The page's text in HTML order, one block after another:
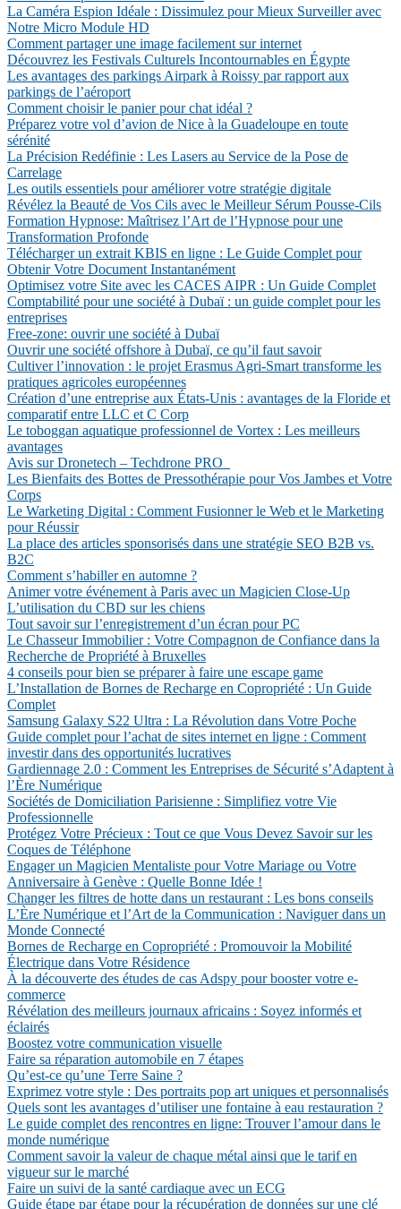
La Caméra Espion Idéale : Dissimulez pour Mieux Surveiller avec
Notre Micro Module HD
Comment partager une image facilement sur internet
Découvrez les Festivals Culturels Incontournables en Égypte
Les avantages des parkings Airpark à Roissy par rapport aux
parkings de l’aéroport
Comment choisir le panier pour chat idéal ?
Préparez votre vol d’avion de Nice à la Guadeloupe en toute
sérénité
La Précision Redéfinie : Les Lasers au Service de la Pose de
Carrelage
Les outils essentiels pour améliorer votre stratégie digitale
Révélez la Beauté de Vos Cils avec le Meilleur Sérum Pousse-Cils
Formation Hypnose: Maîtrisez l’Art de l’Hypnose pour une
Transformation Profonde
Télécharger un extrait KBIS en ligne : Le Guide Complet pour
Obtenir Votre Document Instantanément
Optimisez votre Site avec les CACES AIPR : Un Guide Complet
Comptabilité pour une société à Dubaï : un guide complet pour les
entreprises
Free-zone: ouvrir une société à Dubaï
Ouvrir une société offshore à Dubaï, ce qu’il faut savoir
Cultiver l’innovation : le projet Erasmus Agri-Smart transforme les
pratiques agricoles européennes
Création d’une entreprise aux États-Unis : avantages de la Floride et
comparatif entre LLC et C Corp
Le toboggan aquatique professionnel de Vortex : Les meilleurs
avantages
Avis sur Dronetech – Techdrone PRO
Les Bienfaits des Bottes de Pressothérapie pour Vos Jambes et Votre
Corps
Le Warketing Digital : Comment Fusionner le Web et le Marketing
pour Réussir
La place des articles sponsorisés dans une stratégie SEO B2B vs.
B2C
Comment s’habiller en automne ?
Animer votre événement à Paris avec un Magicien Close-Up
L’utilisation du CBD sur les chiens
Tout savoir sur l’enregistrement d’un écran pour PC
Le Chasseur Immobilier : Votre Compagnon de Confiance dans la
Recherche de Propriété à Bruxelles
4 conseils pour bien se préparer à faire une escape game
L’Installation de Bornes de Recharge en Copropriété : Un Guide
Complet
Samsung Galaxy S22 Ultra : La Révolution dans Votre Poche
Guide complet pour l’achat de sites internet en ligne : Comment
investir dans des opportunités lucratives
Gardiennage 2.0 : Comment les Entreprises de Sécurité s’Adaptent à
l’Ère Numérique
Sociétés de Domiciliation Parisienne : Simplifiez votre Vie
Professionnelle
Protégez Votre Précieux : Tout ce que Vous Devez Savoir sur les
Coques de Téléphone
Engager un Magicien Mentaliste pour Votre Mariage ou Votre
Anniversaire à Genève : Quelle Bonne Idée !
Changer les filtres de hotte dans un restaurant : Les bons conseils
L’Ère Numérique et l’Art de la Communication : Naviguer dans un
Monde Connecté
Bornes de Recharge en Copropriété : Promouvoir la Mobilité
Électrique dans Votre Résidence
À la découverte des études de cas Adspy pour booster votre e-
commerce
Révélation des meilleurs journaux africains : Soyez informés et
éclairés
Boostez votre communication visuelle
Faire sa réparation automobile en 7 étapes
Qu’est-ce qu’une Terre Saine ?
Exprimez votre style : Des portraits pop art uniques et personnalisés
Quels sont les avantages d’utiliser une fontaine à eau restauration ?
Le guide complet des rencontres en ligne: Trouver l’amour dans le
monde numérique
Comment savoir la valeur de chaque métal ainsi que le tarif en
vigueur sur le marché
Faire un suivi de la santé cardiaque avec un ECG
Guide étape par étape pour la récupération de données sur une clé